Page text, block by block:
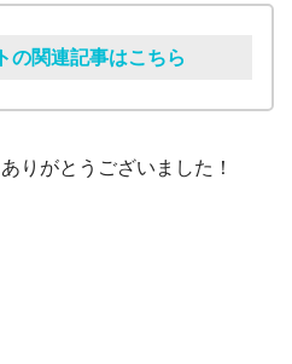
の関連記事はこちら
りがとうございました！